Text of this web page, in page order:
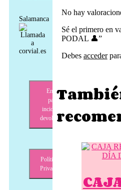
No hay
Sé el primero en
PODAL 👤”
Debes acceder
Salamanca
Envíos,
pagos,
incidencias,
devoluciones
Política de
Privacidad